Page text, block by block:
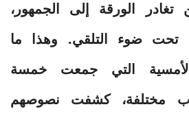
تغادر الورقة إلى الجمهور،
تحت ضوء التلقي. وهذا ما
التي جمعت خمسة
مختلفة، كشفت نصوصهم